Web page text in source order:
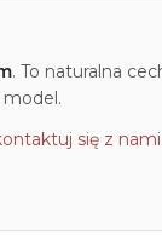
. To naturalna
się z nami